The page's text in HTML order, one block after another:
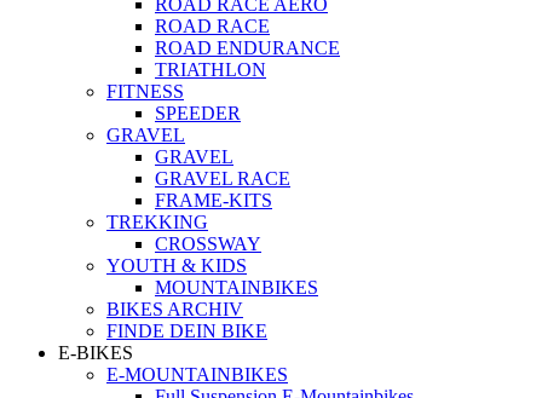
ROAD RACE AERO
ROAD RACE
ROAD ENDURANCE
TRIATHLON
FITNESS
SPEEDER
GRAVEL
GRAVEL
GRAVEL RACE
FRAME-KITS
TREKKING
CROSSWAY
YOUTH & KIDS
MOUNTAINBIKES
BIKES ARCHIV
FINDE DEIN BIKE
E-BIKES
E-MOUNTAINBIKES